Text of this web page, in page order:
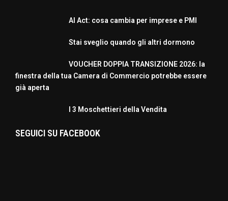
AI Act: cosa cambia per imprese e PMI
Stai sveglio quando gli altri dormono
VOUCHER DOPPIA TRANSIZIONE 2026: la
finestra della tua Camera di Commercio potrebbe essere
già aperta
I 3 Moschettieri della Vendita
SEGUICI SU FACEBOOK